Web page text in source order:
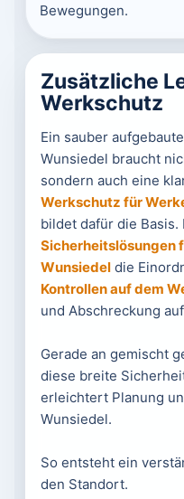
Bewegungen.
Zusätzliche
Werkschutz
Ein sauber
Wunsiedel braucht
sondern auch eine
Werkschutz für
bildet dafür die
Sicherheitslösungen
Wunsiedeldie
Kontrollen auf dem
und Abschreckung
Gerade an gemischt
diese breite
erleichtert Planung
Wunsiedel.
So entsteht ein
den Standort.